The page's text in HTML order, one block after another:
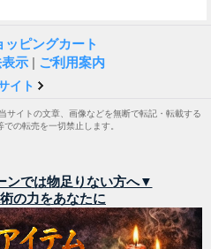
ッピングカート
示 | ご利用案内
イト
イトの文章、画像などを無断で転記・転載する
の転売を一切禁止します。
ンでは物足りない方へ▼
の力をあなたに